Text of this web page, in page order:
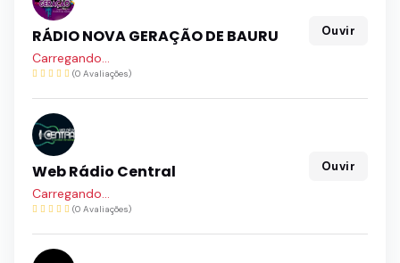
RÁDIO NOVA GERAÇÃO DE BAURU
Carregando...
(0 Avaliações)
Ouvir
Web Rádio Central
Carregando...
(0 Avaliações)
Ouvir